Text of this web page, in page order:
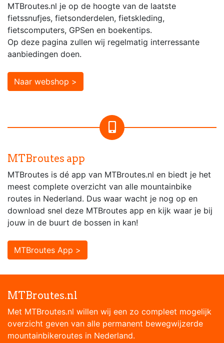
MTBroutes.nl je op de hoogte van de laatste
fietssnufjes, fietsonderdelen, fietskleding,
fietscomputers, GPSen en boekentips.
Op deze pagina zullen wij regelmatig interressante
aanbiedingen doen.
Naar webshop >
MTBroutes app
MTBroutes is dé app van MTBroutes.nl en biedt je het
meest complete overzicht van alle mountainbike
routes in Nederland. Dus waar wacht je nog op en
download snel deze MTBroutes app en kijk waar je bij
jouw in de buurt de bossen in kan!
MTBroutes App >
MTBroutes.nl
Met MTBroutes.nl willen wij een zo compleet mogelijk
overzicht geven van alle permanent bewegwijzerde
mountainbikeroutes in Nederland.